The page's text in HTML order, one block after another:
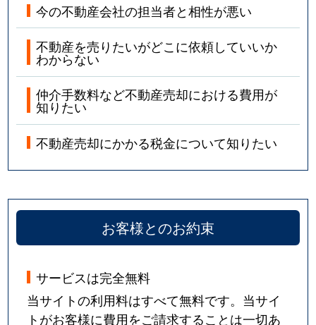
今の不動産会社の担当者と相性が悪い
不動産を売りたいがどこに依頼していいか
わからない
仲介手数料など不動産売却における費用が
知りたい
不動産売却にかかる税金について知りたい
お客様とのお約束
サービスは完全無料
当サイトの利用料はすべて無料です。当サイ
トがお客様に費用をご請求することは一切あ